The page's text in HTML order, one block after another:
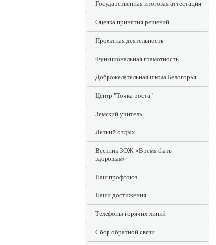
Государственная итоговая аттестация
Оценка принятия решений
Проектная деятельность
Функциональная грамотность
Доброжелательная школа Белогорья
Центр "Точка роста"
Земский учитель
Летний отдых
Вестник ЗОЖ «Время быть
здоровым»
Наш профсоюз
Наши достижения
Телефоны горячих линий
Сбор обратной связи